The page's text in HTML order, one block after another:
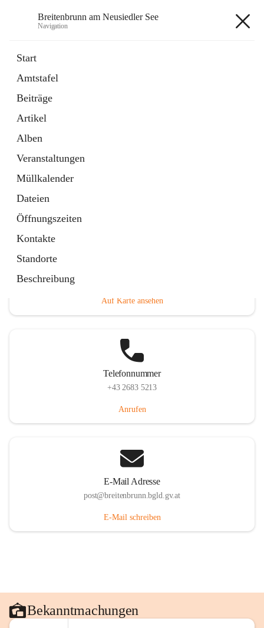
Breitenbrunn am Neusiedler See
Navigation
Start
Amtstafel
Beiträge
Artikel
Alben
Veranstaltungen
Müllkalender
Dateien
Öffnungszeiten
Kontakte
Standorte
Beschreibung
18 Schnellzugriffe
Gemeindeservice
Auf Karte ansehen
Telefonnummer
+43 2683 5213
Anrufen
E-Mail Adresse
post@breitenbrunn.bgld.gv.at
E-Mail schreiben
Bekanntmachungen